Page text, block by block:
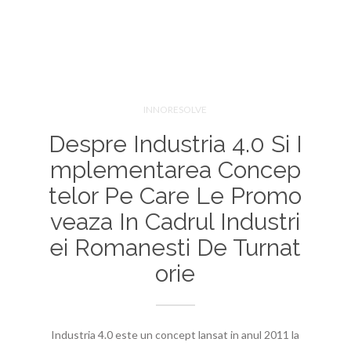
INNORESOLVE
Despre Industria 4.0 Si I
Mplementarea Concep
Telor Pe Care Le Promo
Veaza In Cadrul Industri
Ei Romanesti De Turnat
Orie
Industria 4.0 este un concept lansat in anul 2011 la